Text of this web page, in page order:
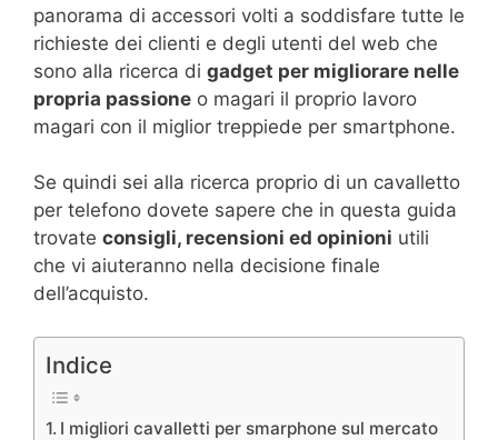
panorama di accessori volti a soddisfare tutte le
richieste dei clienti e degli utenti del web che
sono alla ricerca di gadget per migliorare nelle
propria passione o magari il proprio lavoro
magari con il miglior treppiede per smartphone.
Se quindi sei alla ricerca proprio di un cavalletto
per telefono dovete sapere che in questa guida
trovate consigli, recensioni ed opinioni utili
che vi aiuteranno nella decisione finale
dell’acquisto.
Indice
I migliori cavalletti per smarphone sul mercato